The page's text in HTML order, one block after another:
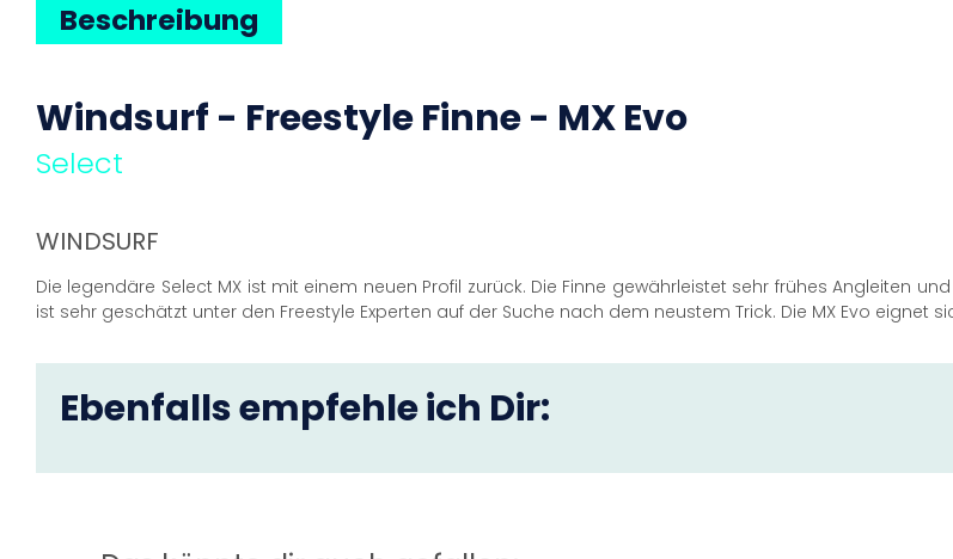
Beschreibung
Windsurf - Freestyle Finne - MX Evo
Select
WINDSURF
Die legendäre Select MX ist mit einem neuen Profil zurück. Die Finne gewährleistet sehr frühes Angleiten
ist sehr geschätzt unter den Freestyle Experten auf der Suche nach dem neustem Trick. Die MX Evo eignet
Ebenfalls empfehle ich Dir: